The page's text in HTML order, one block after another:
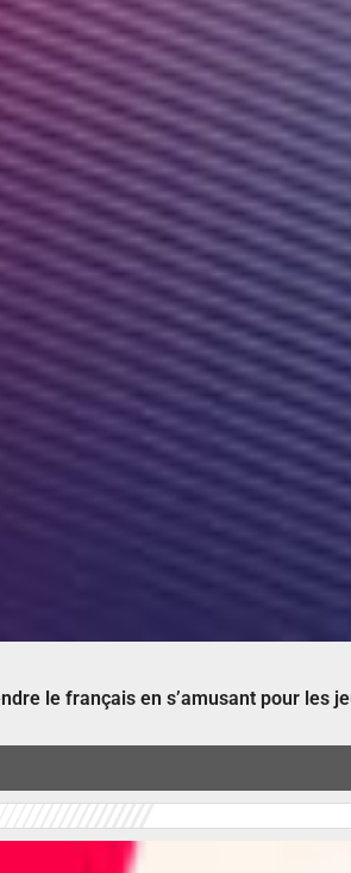
le français en s’amusant pour les